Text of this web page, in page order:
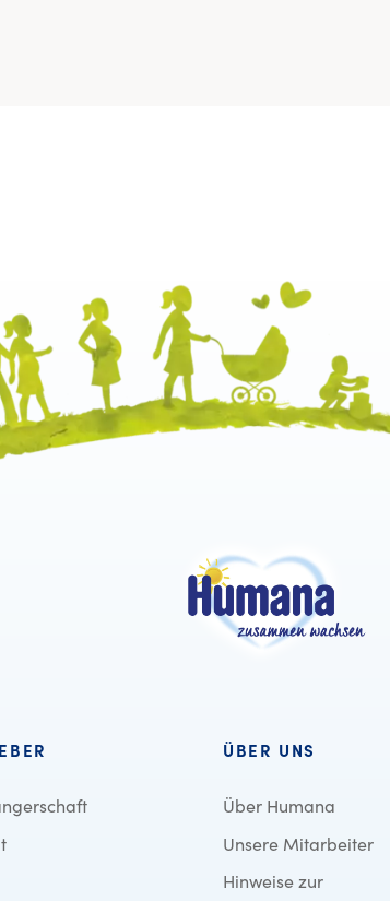
ÜBER UNS
Über Humana
Unsere Mitarbeiter
Hinweise zur